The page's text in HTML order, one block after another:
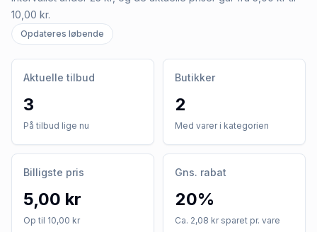
10,00 kr.
Opdateres løbende
Aktuelle tilbud
3
På tilbud lige nu
Butikker
2
Med varer i kategorien
Billigste pris
5,00 kr
Op til 10,00 kr
Gns. rabat
20%
Ca. 2,08 kr sparet pr. vare